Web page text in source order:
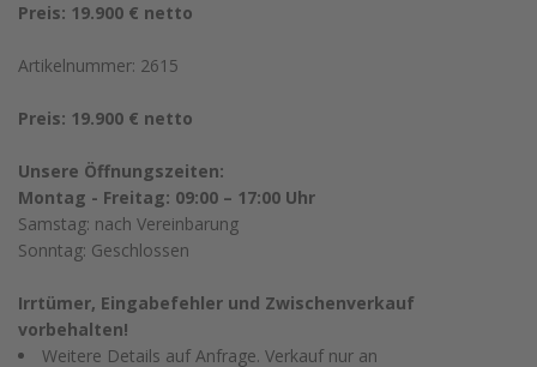
Preis: 19.900 € netto
Artikelnummer: 2615
Preis: 19.900 € netto
Unsere Öffnungszeiten:
Montag - Freitag: 09:00 – 17:00 Uhr
Samstag: nach Vereinbarung
Sonntag: Geschlossen
Irrtümer, Eingabefehler und Zwischenverkauf
vorbehalten!
Weitere Details auf Anfrage. Verkauf nur an